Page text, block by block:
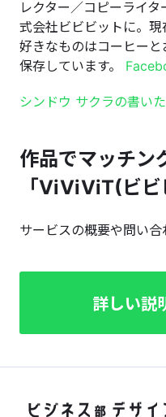
レクター／コピーライ
式会社ビビビットに。現
好きなものはコーヒー
保存しています。
シンドウ サクラの書い
作品でマッチン
「ViViViT(ビビ
サービスの概要や問い
詳しい説